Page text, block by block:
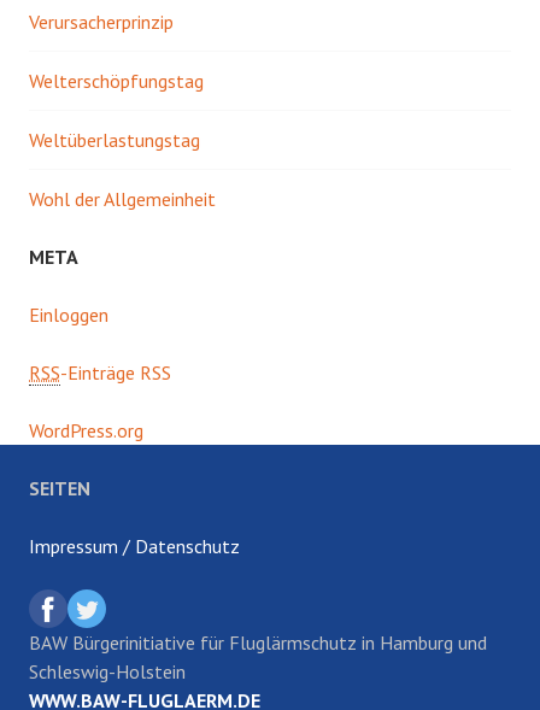
Verursacherprinzip
Welterschöpfungstag
Weltüberlastungstag
Wohl der Allgemeinheit
META
Einloggen
RSS-Einträge RSS
WordPress.org
SEITEN
Impressum / Datenschutz
BAW Bürgerinitiative für Fluglärmschutz in Hamburg und
Schleswig-Holstein
WWW.BAW-FLUGLAERM.DE